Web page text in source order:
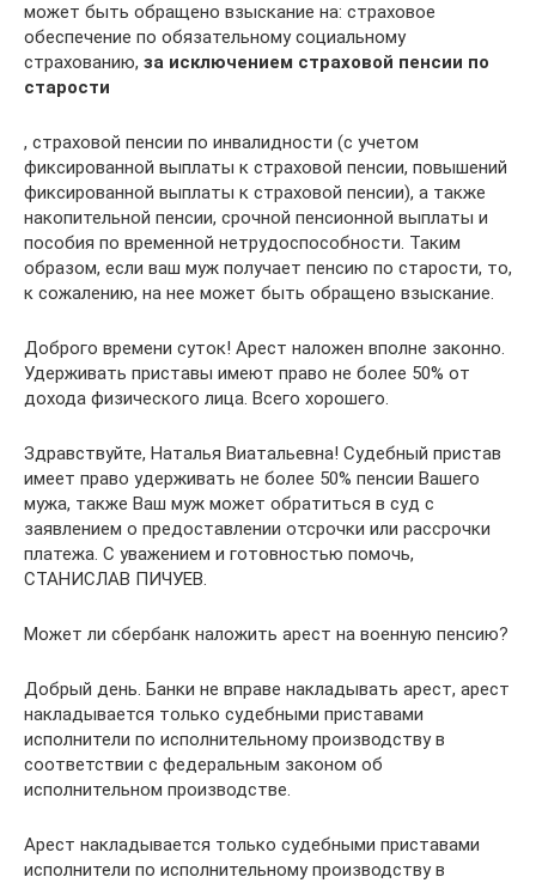
может быть обращено взыскание на: страховое
обеспечение по обязательному социальному
страхованию, за исключением страховой пенсии по
старости
, страховой пенсии по инвалидности (с учетом
фиксированной выплаты к страховой пенсии, повышений
фиксированной выплаты к страховой пенсии), а также
накопительной пенсии, срочной пенсионной выплаты и
пособия по временной нетрудоспособности. Таким
образом, если ваш муж получает пенсию по старости, то,
к сожалению, на нее может быть обращено взыскание.
Доброго времени суток! Арест наложен вполне законно.
Удерживать приставы имеют право не более 50% от
дохода физического лица. Всего хорошего.
Здравствуйте, Наталья Виатальевна! Судебный пристав
имеет право удерживать не более 50% пенсии Вашего
мужа, также Ваш муж может обратиться в суд с
заявлением о предоставлении отсрочки или рассрочки
платежа. С уважением и готовностью помочь,
СТАНИСЛАВ ПИЧУЕВ.
Может ли сбербанк наложить арест на военную пенсию?
Добрый день. Банки не вправе накладывать арест, арест
накладывается только судебными приставами
исполнители по исполнительному производству в
соответствии с федеральным законом об
исполнительном производстве.
Арест накладывается только судебными приставами
исполнители по исполнительному производству в